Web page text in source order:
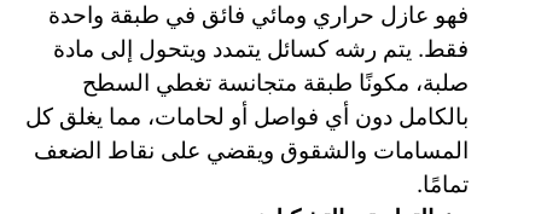
فهو عازل حراري ومائي فائق في طبقة واحدة
فقط. يتم رشه كسائل يتمدد ويتحول إلى مادة
صلبة، مكونًا طبقة متجانسة تغطي السطح
بالكامل دون أي فواصل أو لحامات، مما يغلق كل
المسامات والشقوق ويقضي على نقاط الضعف
تمامًا.